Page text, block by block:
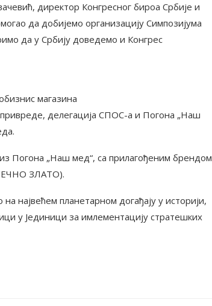
директор Конгресног бироа Србије и
да добијемо организацију Симпозијума
да у Србију доведемо и Конгрес
магазина
делегација СПОС-а и Погона „Наш
Погона „Наш мед“, са прилагођеним брендом
ТЕЧНО ЗЛАТО).
највећем планетарном догађају у историји,
у Јединици за имлементацију стратешких